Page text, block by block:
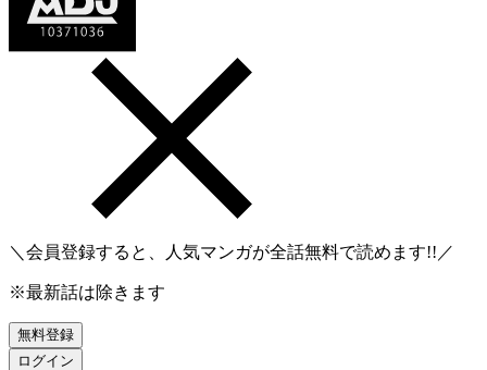
＼会員登録すると、人気マンガが全話無料で読めます!!／
※最新話は除きます
無料登録
ログイン